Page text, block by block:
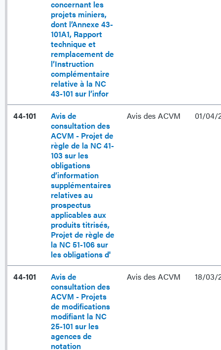
concernant les
projets miniers,
dont l’Annexe 43-
101A1, Rapport
technique et
remplacement de
l’Instruction
complémentaire
relative à la NC
43-101 sur l’infor
44-101
Avis de
consultation des
ACVM - Projet de
règle de la NC 41-
103 sur les
obligations
d’information
supplémentaires
relatives au
prospectus
applicables aux
produits titrisés,
Projet de règle de
la NC 51-106 sur
les obligations d'
Avis des ACVM 01/04/
44-101
Avis de
consultation des
ACVM - Projets
de modifications
modifiant la NC
25-101 sur les
agences de
notation
Avis des ACVM 18/03/